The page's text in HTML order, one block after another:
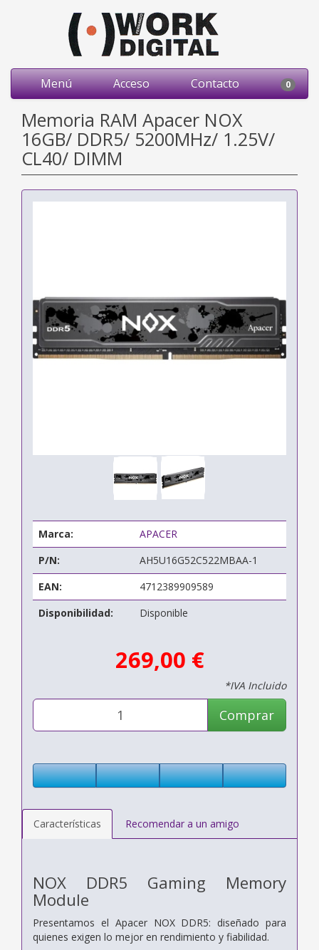
Menú Acceso Contacto 0
Memoria RAM Apacer NOX
16GB/ DDR5/ 5200MHz/ 1.25V/
CL40/ DIMM
Marca:
APACER
P/N:
AH5U16G52C522MBAA-1
EAN:
4712389909589
Disponibilidad:
Disponible
269,00 €
*IVA Incluido
Comprar
Características Recomendar a un amigo
NOX DDR5 Gaming Memory
Module
Presentamos el Apacer NOX DDR5: diseñado para
quienes exigen lo mejor en rendimiento y fiabilidad.